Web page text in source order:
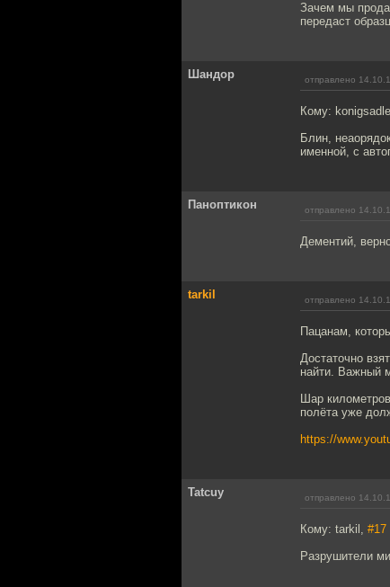
Зачем мы
передаст
Шандор отправлено
Кому:
Блин,
именной, с
Паноптикон отправлено
Дементий,
tarkil отправлено
Пацанам,
Достаточно
найти. Важный
Шар
полёта уже
https://
Tatcuy отправлено
Кому: tarkil, #17
Разрушители